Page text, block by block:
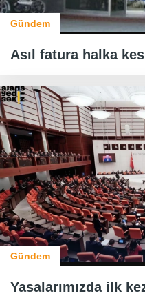
Gündem
Asıl fatura halka
Gündem
Yasalarımızda ilk